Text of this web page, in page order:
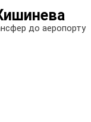
до аеропорту